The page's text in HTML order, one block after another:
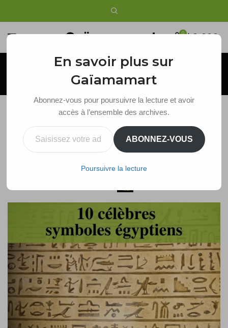
0 / 0,00€
Blog
10 symboles égyptiens et leur signification
6 janvier 2023
En savoir plus sur
Gaïamamart
Abonnez-vous pour poursuivre la lecture et avoir
accès à l’ensemble des archives.
Saisissez votre adresse e-mail…
ABONNEZ-VOUS
Poursuivre la lecture